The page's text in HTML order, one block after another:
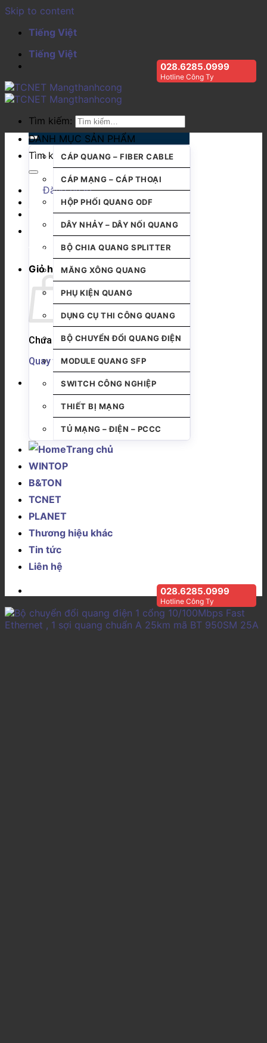
Skip to content
Tiếng Việt
Tiếng Việt
028.6285.0999
Hotline Công Ty
Tìm kiếm:
Tìm kiếm:
Đăng nhập
Giỏ hàng
Chưa có sản phẩm trong giỏ hàng.
Quay trở lại cửa hàng
DANH MỤC SẢN PHẨM
CÁP QUANG – FIBER CABLE
CÁP MẠNG – CÁP THOẠI
HỘP PHỐI QUANG ODF
DÂY NHẢY – DÂY NỐI QUANG
BỘ CHIA QUANG SPLITTER
MĂNG XÔNG QUANG
PHỤ KIỆN QUANG
DỤNG CỤ THI CÔNG QUANG
BỘ CHUYỂN ĐỔI QUANG ĐIỆN
MODULE QUANG SFP
SWITCH CÔNG NGHIỆP
THIẾT BỊ MẠNG
TỦ MẠNG – ĐIỆN – PCCC
Trang chủ
WINTOP
B&TON
TCNET
PLANET
Thương hiệu khác
Tin tức
Liên hệ
028.6285.0999
Hotline Công Ty